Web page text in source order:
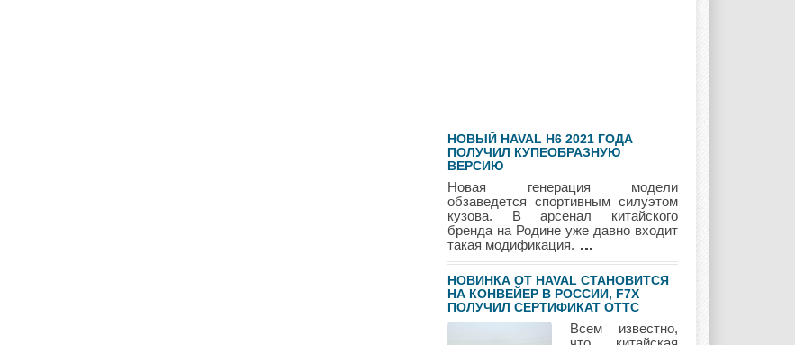
Jaguar Jeep
Lada Lamborghini Lancia
Land Rover Lifan Lexus
НОВЫЙ HAVAL H6 2021 ГОДА
ПОЛУЧИЛ КУПЕОБРАЗНУЮ
ВЕРСИЮ
Новая генерация модели
обзаведется спортивным силуэтом
кузова. В арсенал китайского
бренда на Родине уже давно входит
такая модификация.
НОВИНКА ОТ HAVAL СТАНОВИТСЯ
НА КОНВЕЙЕР В РОССИИ, F7Х
ПОЛУЧИЛ СЕРТИФИКАТ ОТТС
Всем известно,